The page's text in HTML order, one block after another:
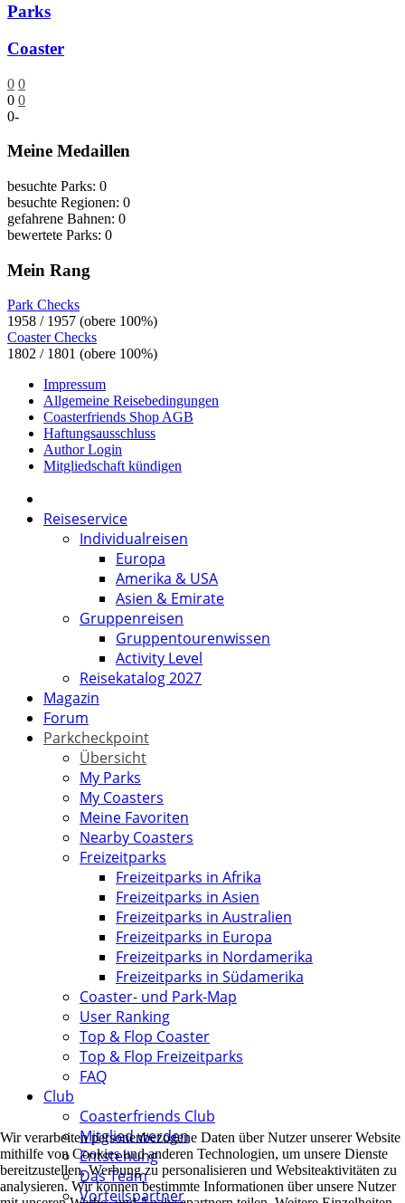
Parks
Coaster
0 0
0 0
0-
Meine Medaillen
besuchte Parks: 0
besuchte Regionen: 0
gefahrene Bahnen: 0
bewertete Parks: 0
Mein Rang
Park Checks
1958 / 1957 (obere 100%)
Coaster Checks
1802 / 1801 (obere 100%)
Impressum
Allgemeine Reisebedingungen
Coasterfriends Shop AGB
Haftungsausschluss
Author Login
Mitgliedschaft kündigen
Reiseservice
Individualreisen
Europa
Amerika & USA
Asien & Emirate
Gruppenreisen
Gruppentourenwissen
Activity Level
Reisekatalog 2027
Magazin
Forum
Parkcheckpoint
Übersicht
My Parks
My Coasters
Meine Favoriten
Nearby Coasters
Freizeitparks
Freizeitparks in Afrika
Freizeitparks in Asien
Freizeitparks in Australien
Freizeitparks in Europa
Freizeitparks in Nordamerika
Freizeitparks in Südamerika
Coaster- und Park-Map
User Ranking
Top & Flop Coaster
Top & Flop Freizeitparks
FAQ
Club
Coasterfriends Club
Mitglied werden
Entstehung
Das Team
Vorteilspartner
Wir verarbeiten personenbezogene Daten über Nutzer unserer Website
mithilfe von Cookies und anderen Technologien, um unsere Dienste
bereitzustellen, Werbung zu personalisieren und Websiteaktivitäten zu
analysieren. Wir können bestimmte Informationen über unsere Nutzer